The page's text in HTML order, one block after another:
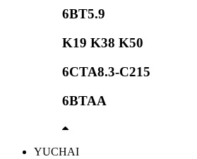
6BT5.9
K19 K38 K50
6CTA8.3-C215
6BTAA
YUCHAI